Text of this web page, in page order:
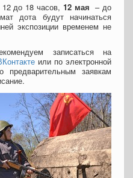
до 18 часов, 12 мая – до
дота будут начинаться
экспозиции временем не
записаться на
или по электронной
предварительным заявкам